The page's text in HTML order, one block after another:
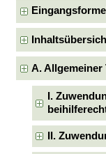
Eingangsformel
A. Allgemeiner
I.
II.